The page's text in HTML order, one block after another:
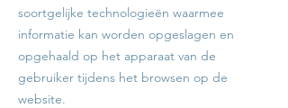
soortgelijke technologieën waarmee
informatie kan worden opgeslagen en
opgehaald op het apparaat van de
gebruiker tijdens het browsen op de
website.